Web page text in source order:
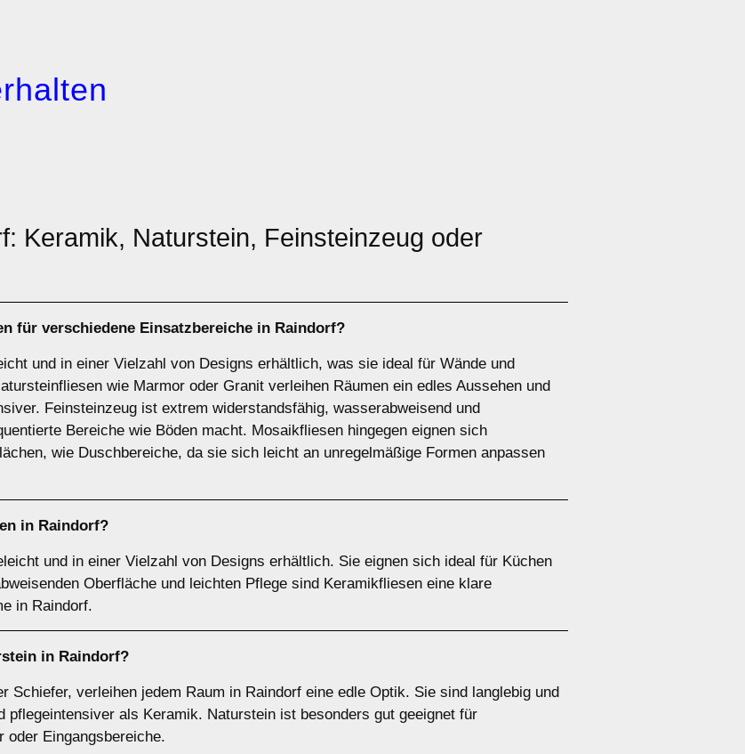
Keramik, Naturstein, Feinsteinzeug oder
für verschiedene Einsatzbereiche in Raindorf?
und in einer Vielzahl von Designs erhältlich, was sie ideal für Wände und
wie Marmor oder Granit verleihen Räumen ein edles Aussehen und
Feinsteinzeug ist extrem widerstandsfähig, wasserabweisend und
Bereiche wie Böden macht. Mosaikfliesen hingegen eignen sich
wie Duschbereiche, da sie sich leicht an unregelmäßige Formen anpassen
in Raindorf?
und in einer Vielzahl von Designs erhältlich. Sie eignen sich ideal für Küchen
Oberfläche und leichten Pflege sind Keramikfliesen eine klare
in Raindorf.
in Raindorf?
Schiefer, verleihen jedem Raum in Raindorf eine edle Optik. Sie sind langlebig und
pflegeintensiver als Keramik. Naturstein ist besonders gut geeignet für
oder Eingangsbereiche.